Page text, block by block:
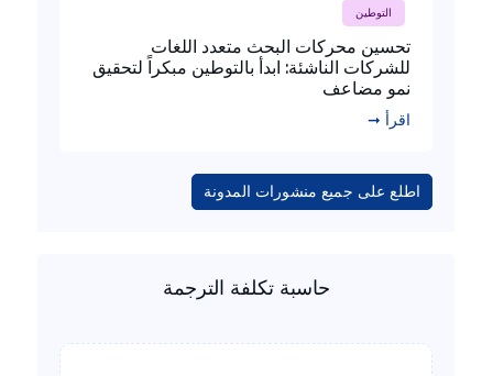
التوطين
تحسين محركات البحث متعدد اللغات
للشركات الناشئة: ابدأ بالتوطين مبكراً لتحقيق
نمو مضاعف
اقرأ ➞
اطلع على جميع منشورات المدونة
حاسبة تكلفة الترجمة